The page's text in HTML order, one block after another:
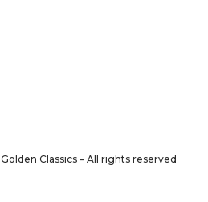
Golden Classics – All rights reserved